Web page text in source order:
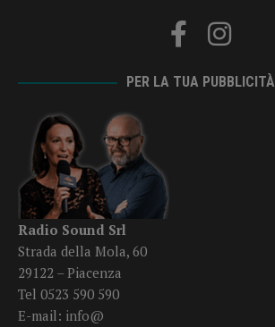
PER LA TUA PUBBLICITÀ
Radio Sound Srl
Strada della Mola, 60
29122 – Piacenza
Tel 0523 590 590
E-mail: info@